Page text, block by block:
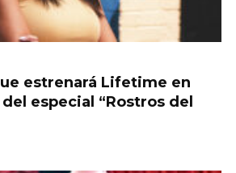
estrenará Lifetime en
especial “Rostros del